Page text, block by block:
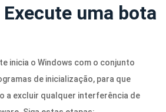
uma bota
inicia o Windows com o conjunto
de inicialização, para que
a excluir qualquer interferência de